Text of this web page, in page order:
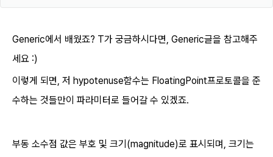
Generic에서 배웠죠? T가 궁금하시다면, Generic글을 참고해주
세요 :)
이렇게 되면, 저 hypotenuse함수는 FloatingPoint프로토콜을 준
수하는 것들만이 파라미터로 들어갈 수 있겠죠.
부동 소수점 값은 부호 및 크기(magnitude)로 표시되며, 크기는